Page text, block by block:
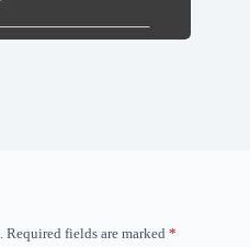
Required fields are marked *